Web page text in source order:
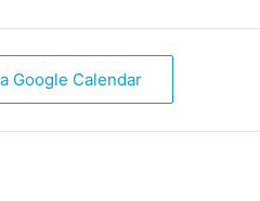
Google Calendar